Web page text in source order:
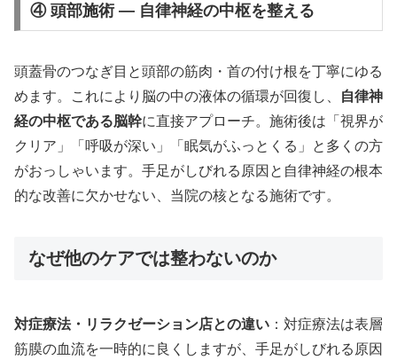
④ 頭部施術 — 自律神経の中枢を整える
頭蓋骨のつなぎ目と頭部の筋肉・首の付け根を丁寧にゆる
めます。これにより脳の中の液体の循環が回復し、
自律神
経の中枢である脳幹に直接アプローチ。施術後は「視界が
クリア」「呼吸が深い」「眠気がふっとくる」と多くの方
がおっしゃいます。手足がしびれる原因と自律神経の根本
的な改善に欠かせない、当院の核となる施術です。
なぜ他のケアでは整わないのか
対症療法・リラクゼーション店との違い ：対症療法は表層
筋膜の血流を一時的に良くしますが、手足がしびれる原因